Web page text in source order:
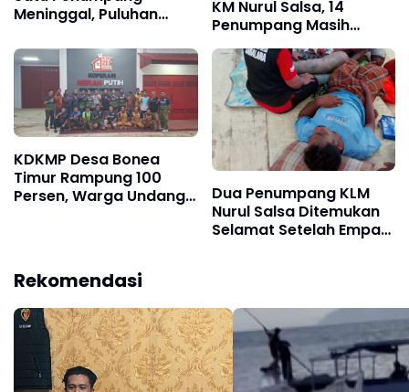
Meninggal, Puluhan
Pencarian Korban Terus
Berlangsung
KM Nurul Salsa, 14
Penumpang Masih
Hilang, Kepastian
Santunan Korban
dipertanyakan
KDKMP Desa Bonea
Timur Rampung 100
Persen, Warga Undang
Dua Penumpang KLM
Nurul Salsa Ditemukan
Selamat Setelah Empat
Rekomendasi